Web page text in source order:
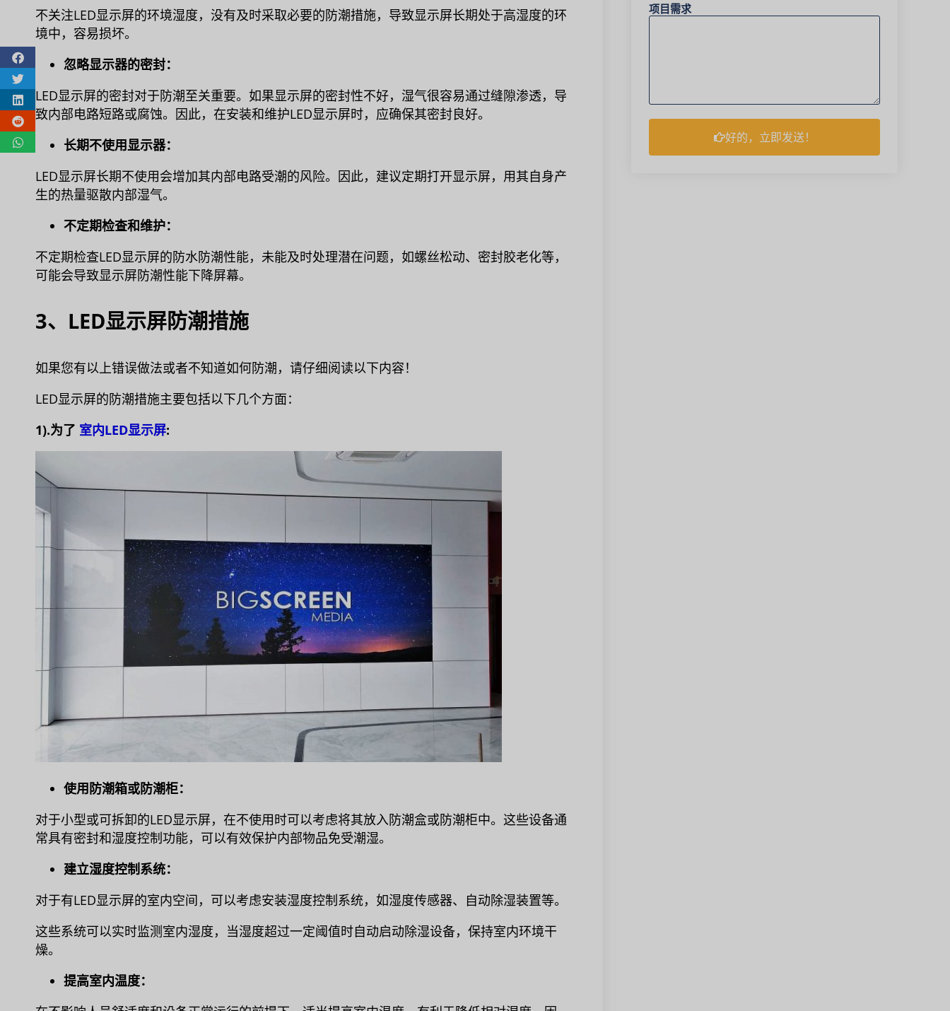
不关注LED显示屏的环境湿度，没有及时采取必要的防潮措施，导致显示屏长期处于高湿度的环
境中，容易损坏。
忽略显示器的密封：
LED显示屏的密封对于防潮至关重要。如果显示屏的密封性不好，湿气很容易通过缝隙渗透，导
致内部电路短路或腐蚀。因此，在安装和维护LED显示屏时，应确保其密封良好。
长期不使用显示器：
LED显示屏长期不使用会增加其内部电路受潮的风险。因此，建议定期打开显示屏，用其自身产
生的热量驱散内部湿气。
不定期检查和维护：
不定期检查LED显示屏的防水防潮性能，未能及时处理潜在问题，如螺丝松动、密封胶老化等，
可能会导致显示屏防潮性能下降屏幕。
3、LED显示屏防潮措施
如果您有以上错误做法或者不知道如何防潮，请仔细阅读以下内容！
LED显示屏的防潮措施主要包括以下几个方面：
1).为了 室内LED显示屏:
使用防潮箱或防潮柜：
对于小型或可拆卸的LED显示屏，在不使用时可以考虑将其放入防潮盒或防潮柜中。这些设备通
常具有密封和湿度控制功能，可以有效保护内部物品免受潮湿。
建立湿度控制系统：
对于有LED显示屏的室内空间，可以考虑安装湿度控制系统，如湿度传感器、自动除湿装置等。
这些系统可以实时监测室内湿度，当湿度超过一定阈值时自动启动除湿设备，保持室内环境干
燥。
提高室内温度：
项目需求
好的，立即发送！